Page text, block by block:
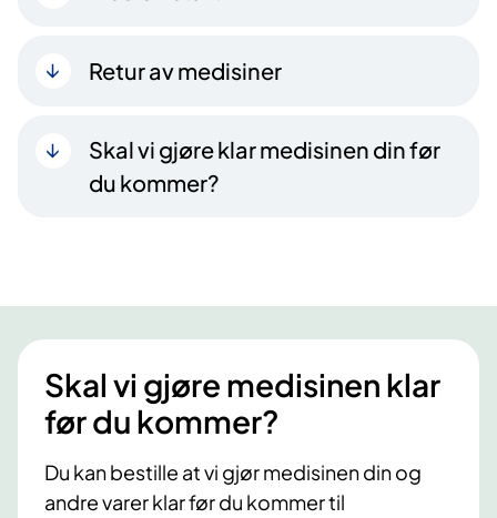
Retur av medisiner
Skal vi gjøre klar medisinen din før
du kommer?
Skal vi gjøre medisinen klar
før du kommer?
Du kan bestille at vi gjør medisinen din og
andre varer klar før du kommer til